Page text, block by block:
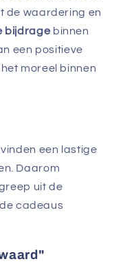
de waardering en
bijdrage binnen
een positieve
moreel binnen
een lastige
Daarom
uit de
cadeaus